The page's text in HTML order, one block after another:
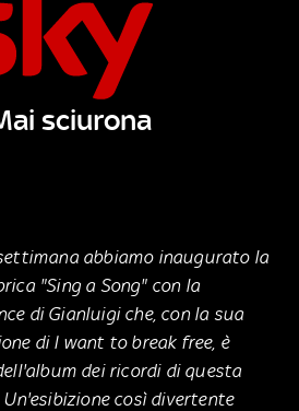
sciurona
abbiamo inaugurato la
"Sing a Song" con la
di Gianluigi che, con la sua
di I want to break free, è
dei ricordi di questa
così divertente